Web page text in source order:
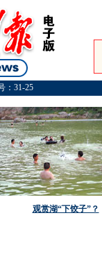
：31-25
观赏湖“下饺子”？